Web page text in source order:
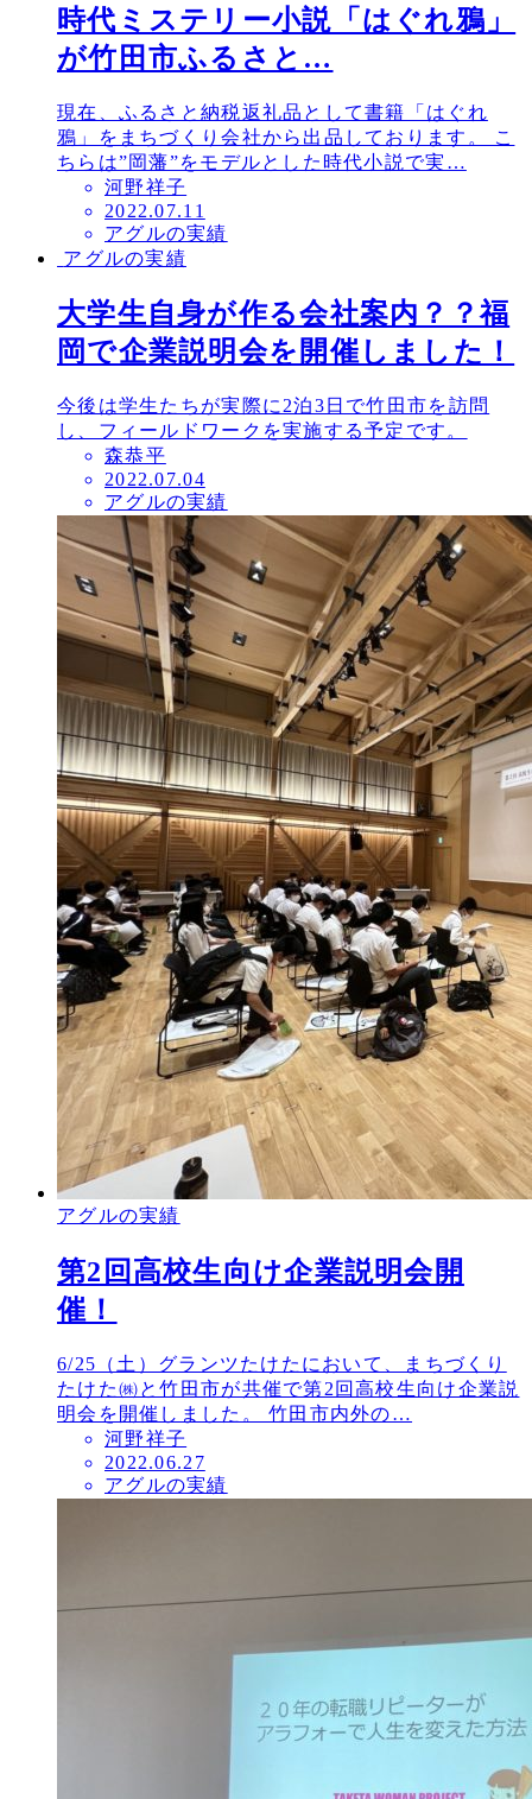
時代ミステリー小説「はぐれ鴉」
が竹田市ふるさと…
現在、ふるさと納税返礼品として書籍「はぐれ
鴉」をまちづくり会社から出品しております。 こ
ちらは”岡藩”をモデルとした時代小説で実…
河野祥子
投
稿
日
2022.07.11
アグルの実績
アグルの実績
大学生自身が作る会社案内？？福
岡で企業説明会を開催しました！
今後は学生たちが実際に2泊3日で竹田市を訪問
し、フィールドワークを実施する予定です。
森恭平
投
稿
日
2022.07.04
アグルの実績
アグルの実績
第2回高校生向け企業説明会開
催！
6/25（土）グランツたけたにおいて、まちづくり
たけた㈱と竹田市が共催で第2回高校生向け企業説
明会を開催しました。 竹田市内外の…
河野祥子
投
稿
2022.06.27
アグルの実績